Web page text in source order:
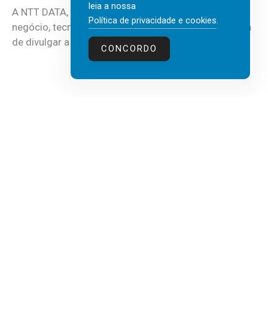
A NTT DATA, consultora global em serviços de
negócio, tecnologia e inteligência artificial (IA), acaba
de divulgar a mais recente...
leia a nossa
Política de privacidade e cookies.
CONCORDO